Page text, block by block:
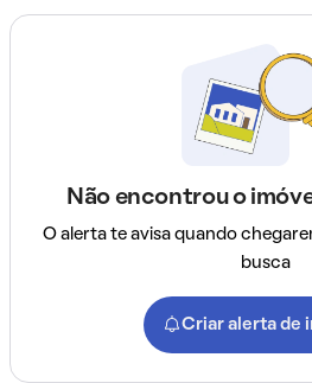
Não encontrou o
O alerta te avisa quando
busca
Criar alerta de